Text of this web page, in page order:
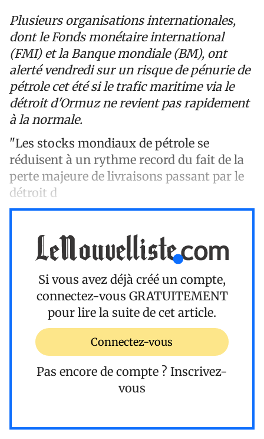
Plusieurs organisations internationales,
dont le Fonds monétaire international
(FMI) et la Banque mondiale (BM), ont
alerté vendredi sur un risque de pénurie de
pétrole cet été si le trafic maritime via le
détroit d'Ormuz ne revient pas rapidement
à la normale.
"Les stocks mondiaux de pétrole se
réduisent à un rythme record du fait de la
perte majeure de livraisons passant par le
détroit d
Si vous avez déjà créé un compte,
connectez-vous GRATUITEMENT
pour lire la suite de cet article.
Connectez-vous
Pas encore de compte ? Inscrivez-
vous